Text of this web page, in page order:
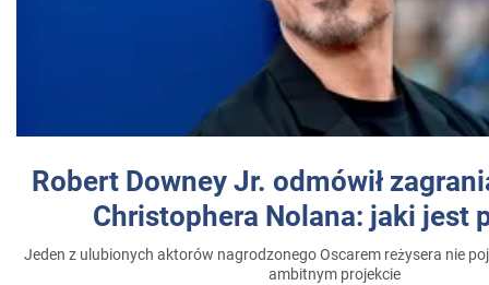
Robert Downey Jr. odmówił
Christophera Nolana: jaki jest
Jeden z ulubionych aktorów nagrodzonego Oscarem reżysera nie
ambitnym projekcie